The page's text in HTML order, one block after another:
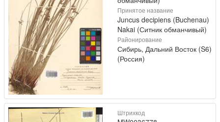
Принятое название
Juncus decipiens (Buchenau)
Nakai (Ситник обманчивый)
Районирование
Сибирь, Дальний Восток (S6)
(Россия)
Штрихкод